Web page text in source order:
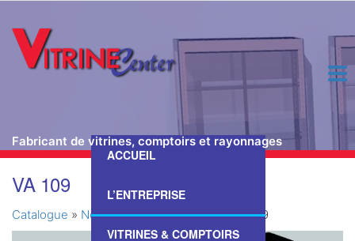
Fabricant de vitrines, comptoirs et rayonnages
ACCUEIL
L’ENTREPRISE
VITRINES & COMPTOIRS
VA 109
Catalogue » Nos Vitrines & Comptoirs»VA 109